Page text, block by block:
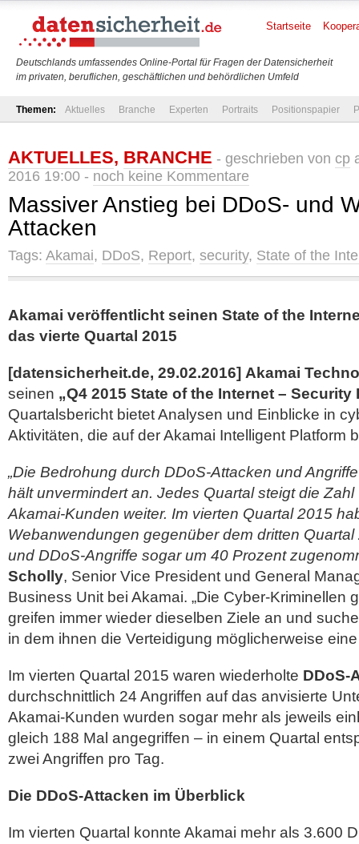
Deutschlands umfassendes Online-Portal für Fragen der Datensicherheit
im privaten, beruflichen, geschäftlichen und behördlichen Umfeld
Startseite
Themen: Aktuelles Branche Experten Portraits Positionspapier
AKTUELLES, BRANCHE - geschrieben von cp
2016 19:00 - noch keine Kommentare
Massiver Anstieg bei DDoS- und
Attacken
Tags: Akamai, DDoS, Report, security, State of the
Akamai veröffentlicht seinen State of the
das vierte Quartal 2015
[datensicherheit.de, 29.02.2016] Akamai
seinen „Q4 2015 State of the Internet – Security
Quartalsbericht bietet Analysen und Einblicke in
Aktivitäten, die auf der Akamai Intelligent Platform
„Die Bedrohung durch DDoS-Attacken und
hält unvermindert an. Jedes Quartal steigt die
Akamai-Kunden weiter. Im vierten Quartal 2015
Webanwendungen gegenüber dem dritten
und DDoS-Angriffe sogar um 40 Prozent
Scholly, Senior Vice President und General
Business Unit bei Akamai. „Die Cyber-Kriminellen
greifen immer wieder dieselben Ziele an und
in dem ihnen die Verteidigung möglicherweise
Im vierten Quartal 2015 waren wiederholte DDoS-
durchschnittlich 24 Angriffen auf das anvisierte
Akamai-Kunden wurden sogar mehr als jeweils
gleich 188 Mal angegriffen – in einem Quartal
zwei Angriffen pro Tag.
Die DDoS-Attacken im Überblick
Im vierten Quartal konnte Akamai mehr als 3.600